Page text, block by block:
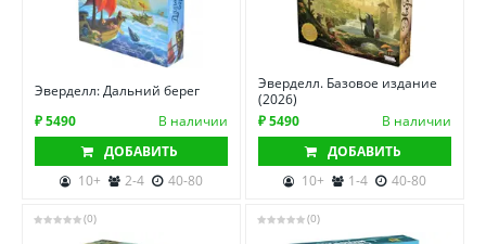
Эверделл: Дальний берег
₽ 5490
В наличии
ДОБАВИТЬ
10+
2-4 40-80
Эверделл. Базовое издание
(2026)
₽ 5490
В наличии
ДОБАВИТЬ
10+
1-4 40-80
(0) (0)